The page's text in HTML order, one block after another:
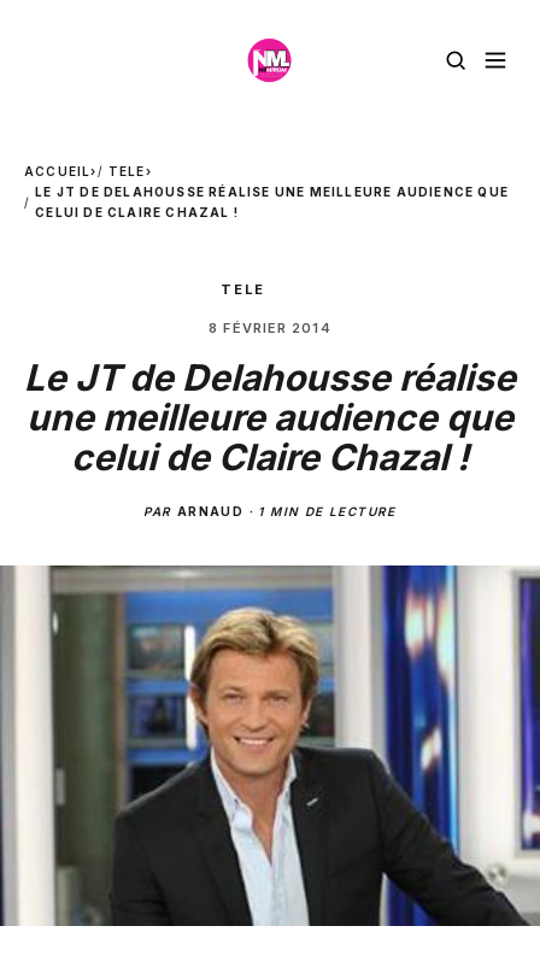
ACCUEIL› TELE›
LE JT DE DELAHOUSSE RÉALISE UNE MEILLEURE AUDIENCE QUE
CELUI DE CLAIRE CHAZAL !
TELE
8 FÉVRIER 2014
Le JT de Delahousse réalise
une meilleure audience que
celui de Claire Chazal !
PAR ARNAUD · 1 MIN DE LECTURE